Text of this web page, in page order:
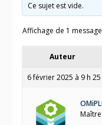
Ce sujet est vide.
Affichage de 1
Auteur
6 février 2025 à 9 h